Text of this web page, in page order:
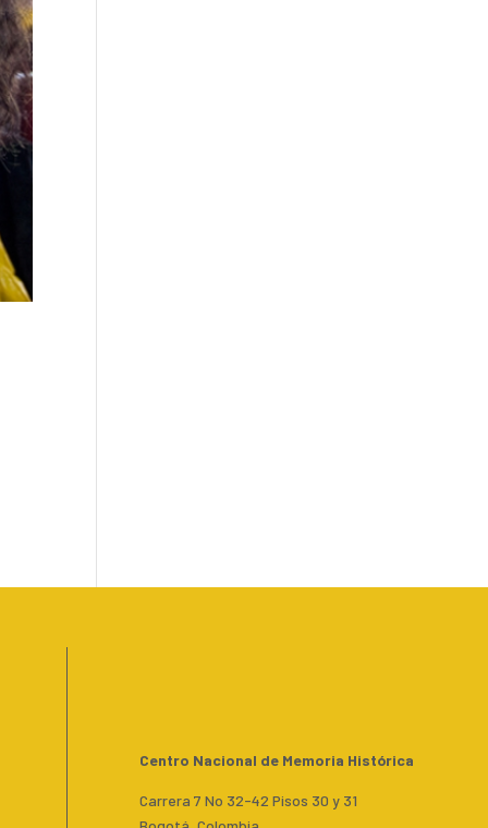
Centro Nacional de Memoria Histórica
Carrera 7 No 32-42 Pisos 30 y 31